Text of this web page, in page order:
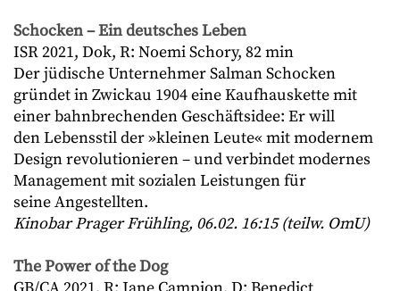
Schocken – Ein deutsches Leben
ISR 2021, Dok, R: Noemi Schory, 82 min
Der jüdische Unternehmer Salman Schocken
gründet in Zwickau 1904 eine Kaufhauskette mit
einer bahnbrechenden Geschäftsidee: Er will
den Lebensstil der »kleinen Leute« mit modernem
Design revolutionieren – und verbindet modernes
Management mit sozialen Leistungen für
seine Angestellten.
Kinobar Prager Frühling, 06.02. 16:15 (teilw. OmU)
The Power of the Dog